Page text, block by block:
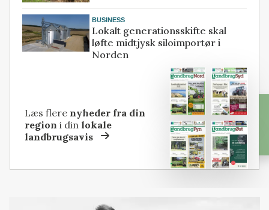
BUSINESS
Lokalt generationsskifte skal
løfte midtjysk siloimportør i
Norden
Læs flere nyheder fra din
region i dinlokale
landbrugsavis